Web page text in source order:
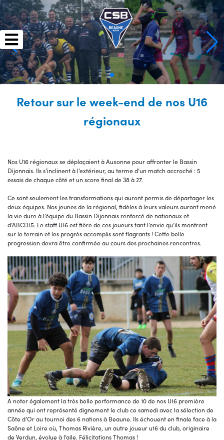
Skip
to
content
Retour sur le week-end de nos U16
régionaux
Nos U16 régionaux se déplaçaient à Auxonne pour affronter le Bassin
Dijonnais. Ils s’inclinent à l’extérieur, au terme d’un match accroché : 5
essais de chaque côté et un score final de 38 à 27.
Ce sont seulement les transformations qui auront permis de départager les
deux équipes. Nos jeunes de la régional, fidèles à leurs valeurs auront mené
la vie dure à l’équipe du Bassin Dijonnais renforcé de nationaux et
d’ABCD15. Le staff U16 est fière de ces joueurs tant l’envie qu’ils montrent
sur le terrain et les progrès accomplis sont flagrants ! Cette belle
progression devra être confirmée au cours des prochaines rencontres.
A noter également la très belle performance de 10 de nos U16 première
année qui ont représenté dignement le club ce samedi avec la sélection de
Côte d’Or au tournoi des 6 nations à Beaune. Ils échouent en finale face à la
Saône et Loire où, Thomas Rivière, un autre joueur u16 du club, originaire
de Verdun, évolue à l’aile. Félicitations Thomas !